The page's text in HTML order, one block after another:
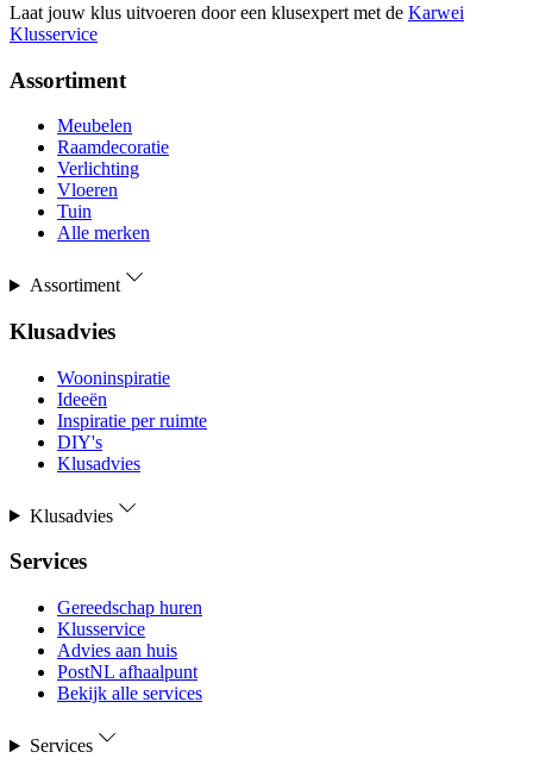
Laat jouw klus uitvoeren door een klusexpert met de Karwei
Klusservice
Assortiment
Meubelen
Raamdecoratie
Verlichting
Vloeren
Tuin
Alle merken
Assortiment
Klusadvies
Wooninspiratie
Ideeën
Inspiratie per ruimte
DIY's
Klusadvies
Klusadvies
Services
Gereedschap huren
Klusservice
Advies aan huis
PostNL afhaalpunt
Bekijk alle services
Services